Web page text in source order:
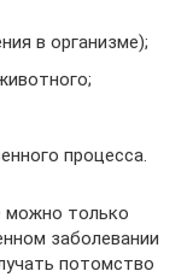
в организме);
процесса.
можно только
заболевании
потомство